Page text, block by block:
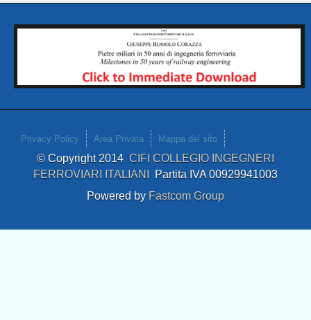
Privacy Policy Area Privata Mappa del sito
© Copyright 2014 CIFI COLLEGIO INGEGNERI
FERROVIARI ITALIANI Partita IVA 00929941003
Powered by Fastcom Group